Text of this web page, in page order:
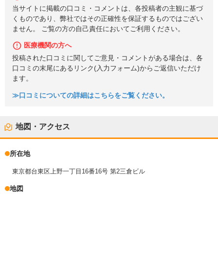
当サイトに掲載の口コミ・コメントは、各投稿者の主観に基づ
くものであり、弊社ではその正確性を保証するものではござい
ません。 ご覧の方の自己責任においてご利用ください。
医療機関の方へ
投稿された口コミに関してご意見・コメントがある場合は、各
口コミの末尾にあるリンク(入力フォーム)からご返信いただけ
ます。
≫口コミについての詳細はこちらをご覧ください。
地図・アクセス
所在地
東京都台東区上野一丁目16番16号 第2三倉ビル
地図